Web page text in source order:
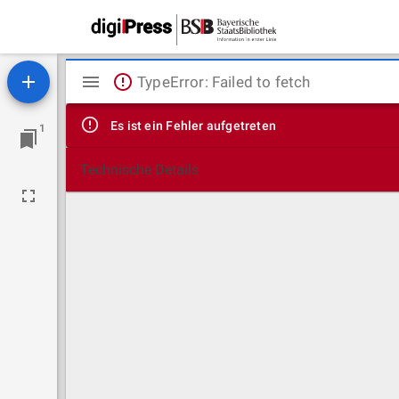
1
Mirador
Viewer
TypeError: Failed to fetch
Es ist ein Fehler aufgetreten
Technische Details